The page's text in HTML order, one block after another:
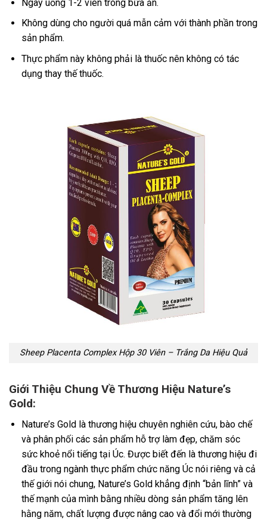
Ngày uống 1-2 viên trong bữa ăn.
Không dùng cho người quá mẫn cảm với thành phần trong
sản phẩm.
Thực phẩm này không phải là thuốc nên không có tác
dụng thay thế thuốc.
Sheep Placenta Complex Hộp 30 Viên – Trắng Da Hiệu Quả
Giới Thiệu Chung Về Thương Hiệu Nature’s
Gold:
Nature’s Gold là thương hiệu chuyên nghiên cứu, bào chế
và phân phối các sản phẩm hỗ trợ làm đẹp, chăm sóc
sức khoẻ nổi tiếng tại Úc. Được biết đến là thương hiệu đi
đầu trong ngành thực phẩm chức năng Úc nói riêng và cả
thế giới nói chung, Nature’s Gold khẳng định “bản lĩnh” và
thế mạnh của mình bằng nhiều dòng sản phẩm tăng lên
hằng năm, chất lượng được nâng cao và đổi mới thường